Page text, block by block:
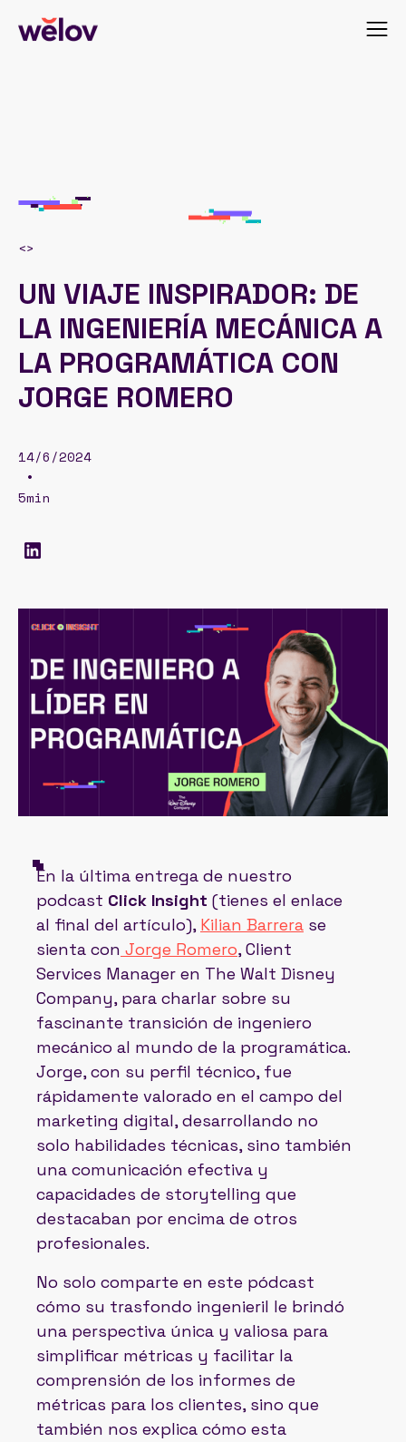
<>
UN VIAJE INSPIRADOR: DE
LA INGENIERÍA MECÁNICA A
LA PROGRAMÁTICA CON
JORGE ROMERO
14/6/2024
•
5min
En la última entrega de nuestro
podcast Click Insight (tienes el enlace
al final del artículo), Kilian Barrera se
sienta con Jorge Romero, Client
Services Manager en The Walt Disney
Company, para charlar sobre su
fascinante transición de ingeniero
mecánico al mundo de la programática.
Jorge, con su perfil técnico, fue
rápidamente valorado en el campo del
marketing digital, desarrollando no
solo habilidades técnicas, sino también
una comunicación efectiva y
capacidades de storytelling que
destacaban por encima de otros
profesionales.
No solo comparte en este pódcast
cómo su trasfondo ingenieril le brindó
una perspectiva única y valiosa para
simplificar métricas y facilitar la
comprensión de los informes de
métricas para los clientes, sino que
también nos explica cómo esta